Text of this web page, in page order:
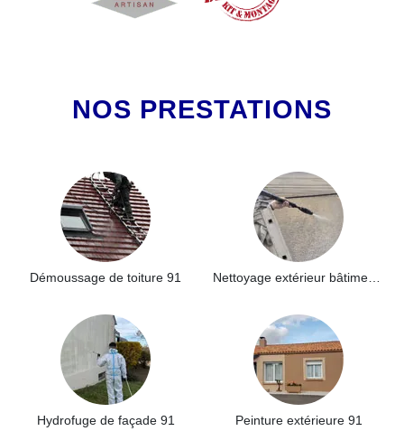
NOS PRESTATIONS
Démoussage de toiture 91
Hydrofuge de façade 91 Peinture extérieure 91